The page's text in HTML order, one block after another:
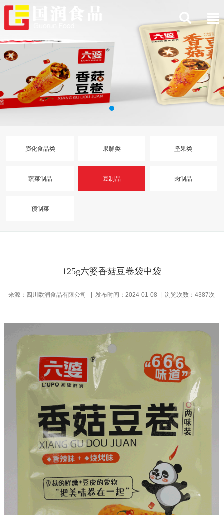
膨化食品类 果脯类 坚果类
蔬菜制品 豆制品 肉制品
预制菜
125g六婆香菇豆卷袋中袋
来源：四川欧润食品有限公司 | 发布时间：2024-01-08 | 浏览次数：4387次